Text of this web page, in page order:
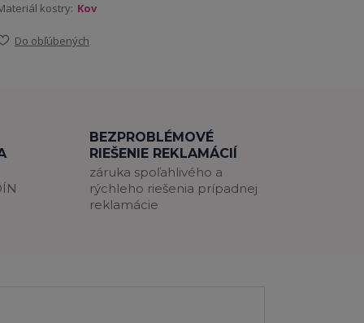
kostry: Kov
Do obľúbených
BEZPROBLÉMOVÉ
RIEŠENIE REKLAMÁCIÍ
záruka spoľahlivého a
rýchleho riešenia prípadnej
reklamácie